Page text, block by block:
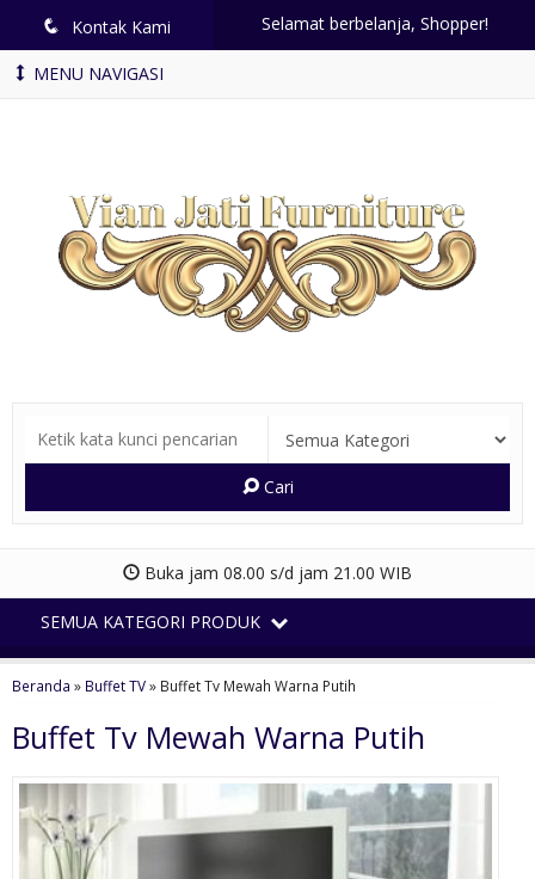
q Kontak Kami Selamat berbelanja, Shopper!
MENU NAVIGASI
Cari
Buka jam 08.00 s/d jam 21.00 WIB
SEMUA KATEGORI PRODUK
Beranda » Buffet TV» Buffet Tv Mewah Warna Putih
Buffet Tv Mewah Warna Putih